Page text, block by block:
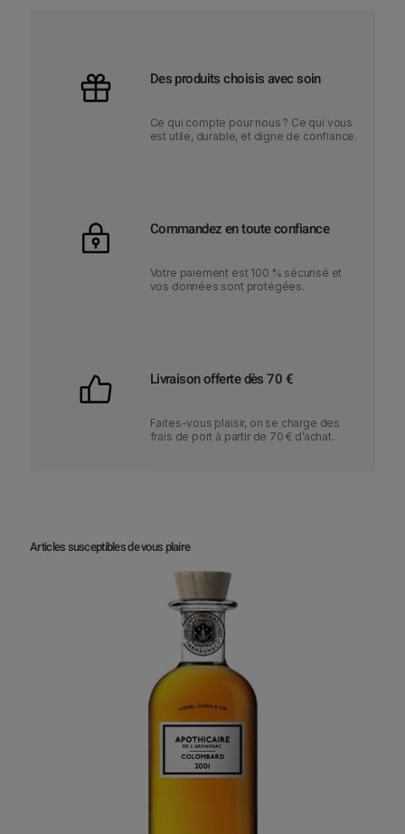
Des produits choisis avec soin
Ce qui compte pour nous ? Ce qui vous
est utile, durable, et digne de confiance.
Commandez en toute confiance
Votre paiement est 100 % sécurisé et
vos données sont protégées.
Livraison offerte dès 70 €
Faites-vous plaisir, on se charge des
frais de port à partir de 70 € d’achat.
Articles susceptibles de vous plaire